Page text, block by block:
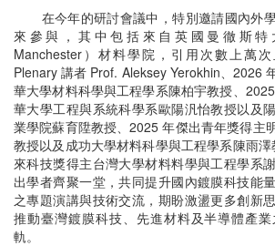
在今年的研討會議中，特別邀請國內外
來參與，其中包括來自英國曼徹斯特
Manchester）材料學院，引用次數上萬
Plenary 講者 Prof. Aleksey Yerokhin、2026
華大學材料科學與工程學系陳柏宇教授、
華大學工程與系統科學系歐陽汎怡教授以及
業學院蘇育陞教授、2025 年傑出青年獎得主
教授以及成功大學材料科學與工程學系陳雨
來科技獎得主台灣大學材料料學與工程學系
出學者齊聚一堂，共同提升國內鍍膜科技能
之專題演講與技術交流，期盼激盪更多創新
推動臺灣鍍膜科技、先進材料及半導體產
軌。